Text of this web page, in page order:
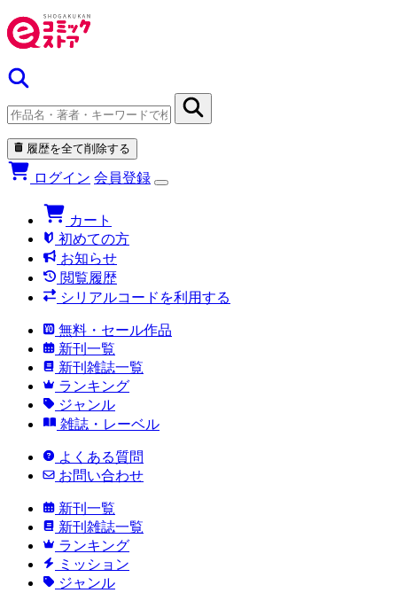
履歴を全て削除する
ログイン 会員登録
カート
初めての方
お知らせ
閲覧履歴
シリアルコードを利用する
無料・セール作品
新刊一覧
新刊雑誌一覧
ランキング
ジャンル
雑誌・レーベル
よくある質問
お問い合わせ
新刊一覧
新刊雑誌一覧
ランキング
ミッション
ジャンル